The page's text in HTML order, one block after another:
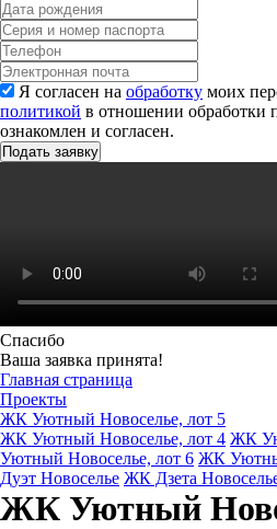
Я согласен на обработку моих
политикой в отношении обработки
ознакомлен и согласен.
Спасибо
Ваша заявка принята!
Главная страница
Проекты
ЖК Уютный Новоселье, лот 5
ЖК Уютный Новоселье, лот 4 ЖК
Уютный Новоселье, лот 6 ЖК
Дуэт Новоселье ЖК Дзета
ЖК Уютный